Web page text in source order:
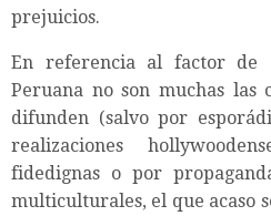
prejuicios.
En referencia al factor de
Peruana no son muchas las
difunden (salvo por
realizaciones
fidedignas o por
multiculturales, el que acaso